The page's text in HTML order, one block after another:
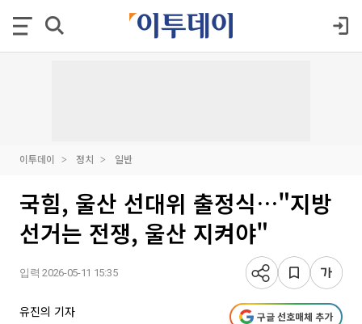
이투데이 정치 일반
국힘, 울산 선대위 출정식…"지방
선거는 전쟁, 울산 지켜야"
입력 2026-05-11 15:35
유진의 기자 구글 선호매체 추가